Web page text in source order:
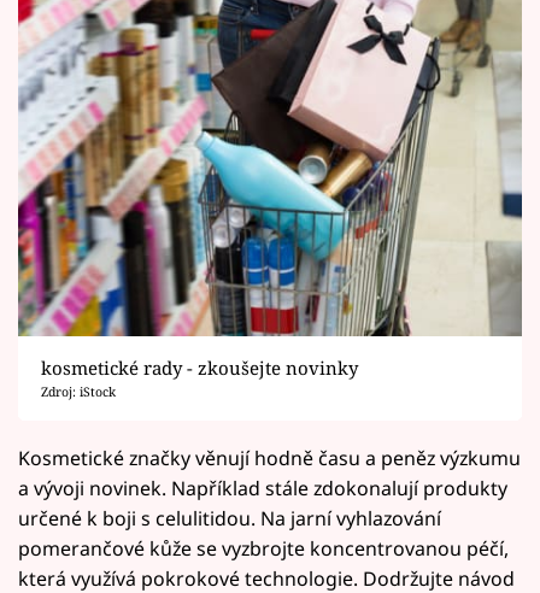
kosmetické rady - zkoušejte novinky
Zdroj: iStock
Kosmetické značky věnují hodně času a peněz výzkumu
a vývoji novinek. Například stále zdokonalují produkty
určené k boji s celulitidou. Na jarní vyhlazování
pomerančové kůže se vyzbrojte koncentrovanou péčí,
která využívá pokrokové technologie. Dodržujte návod